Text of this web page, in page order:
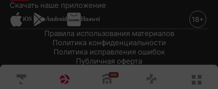
Скачать наше приложениеновостей
iOS Android Huawei
Публичная оферта
Политика исправления ошибок
Политика конфиденциальности
Правила использования материалов
© 2008-2026 ТОО «EML»